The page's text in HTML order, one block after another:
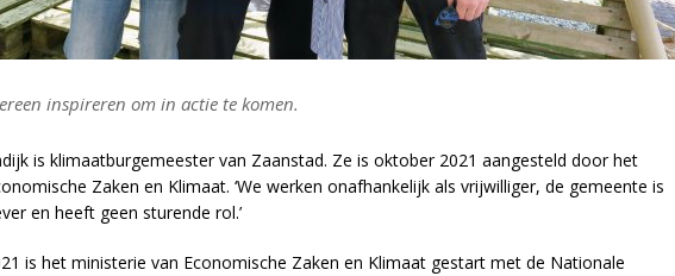
inspireren om in actie te komen.
is klimaatburgemeester van Zaanstad. Ze is oktober 2021 aangesteld door het
Zaken en Klimaat. ‘We werken onafhankelijk als vrijwilliger, de gemeente is
en heeft geen sturende rol.’
is het ministerie van Economische Zaken en Klimaat gestart met de Nationale